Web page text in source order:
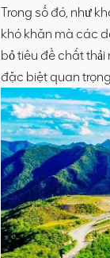
Trong số đó, như
khó khăn mà các
bỏ tiêu đề chất
đặc biệt quan